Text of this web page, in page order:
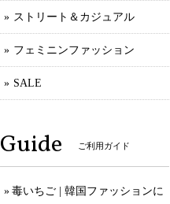
ストリート＆カジュアル
フェミニンファッション
SALE
Guide ご利用ガイド
毒いちご | 韓国ファッションに